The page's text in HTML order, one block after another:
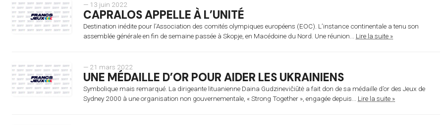
— 13 juin 2022
CAPRALOS APPELLE À L’UNITÉ
Destination inédite pour l’Association des comités olympiques européens (EOC). L’instance continentale a tenu son
assemblée générale en fin de semaine passée à Skopje, en Macédoine du Nord. Une réunion... Lire la suite »
— 21 mars 2022
UNE MÉDAILLE D’OR POUR AIDER LES UKRAINIENS
Symbolique mais remarqué. La dirigeante lituanienne Daina Gudzinevičiūtė a fait don de sa médaille d’or des Jeux de
Sydney 2000 à une organisation non gouvernementale, « Strong Together », engagée depuis... Lire la suite »